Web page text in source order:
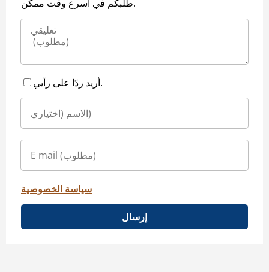
طلبكم في أسرع وقت ممكن.
أريد ردًا على رأيي.
سياسة الخصوصية
إرسال